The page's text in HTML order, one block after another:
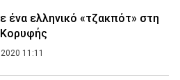
ένα ελληνικό «τζακπότ» στη
11:11